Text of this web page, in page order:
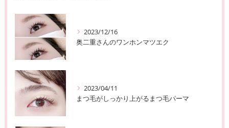
2023/12/16
奥二重さんのワンホンマツエク
2023/04/11
まつ毛がしっかり上がるまつ毛パーマ